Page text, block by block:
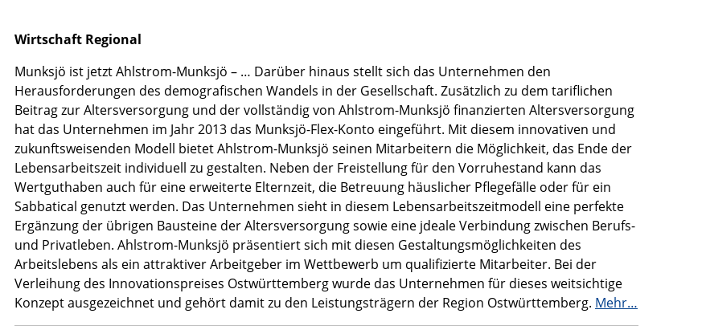
Wirtschaft Regional
Munksjö ist jetzt Ahlstrom-Munksjö – … Darüber hinaus stellt sich das Unternehmen den
Herausforderungen des demografischen Wandels in der Gesellschaft. Zusätzlich zu dem tariflichen
Beitrag zur Altersversorgung und der vollständig von Ahlstrom-Munksjö finanzierten Altersversorgung
hat das Unternehmen im Jahr 2013 das Munksjö-Flex-Konto eingeführt. Mit diesem innovativen und
zukunftsweisenden Modell bietet Ahlstrom-Munksjö seinen Mitarbeitern die Möglichkeit, das Ende der
Lebensarbeitszeit individuell zu gestalten. Neben der Freistellung für den Vorruhestand kann das
Wertguthaben auch für eine erweiterte Elternzeit, die Betreuung häuslicher Pflegefälle oder für ein
Sabbatical genutzt werden. Das Unternehmen sieht in diesem Lebensarbeitszeitmodell eine perfekte
Ergänzung der übrigen Bausteine der Altersversorgung sowie eine jdeale Verbindung zwischen Berufs-
und Privatleben. Ahlstrom-Munksjö präsentiert sich mit diesen Gestaltungsmöglichkeiten des
Arbeitslebens als ein attraktiver Arbeitgeber im Wettbewerb um qualifizierte Mitarbeiter. Bei der
Verleihung des Innovationspreises Ostwürttemberg wurde das Unternehmen für dieses weitsichtige
Konzept ausgezeichnet und gehört damit zu den Leistungsträgern der Region Ostwürttemberg. Mehr…